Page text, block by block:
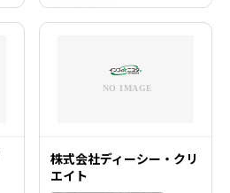
株式会社ディーシー・クリ
エイト